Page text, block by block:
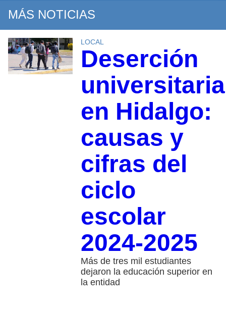
MÁS NOTICIAS
LOCAL
Deserción
universitaria
en Hidalgo:
causas y
cifras del
ciclo
escolar
2024-2025
Más de tres mil estudiantes
dejaron la educación superior en
la entidad